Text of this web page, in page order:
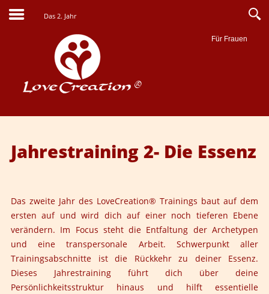
Das 2. Jahr
Für Frauen
Suche
Jahrestraining 2- Die Essenz
Das zweite Jahr des LoveCreation® Trainings baut auf dem
ersten auf und wird dich auf einer noch tieferen Ebene
verändern. Im Focus steht die Entfaltung der Archetypen
und eine transpersonale Arbeit. Schwerpunkt aller
Trainingsabschnitte ist die Rückkehr zu deiner Essenz.
Dieses Jahrestraining führt dich über deine
Persönlichkeitsstruktur hinaus und hilft essentielle